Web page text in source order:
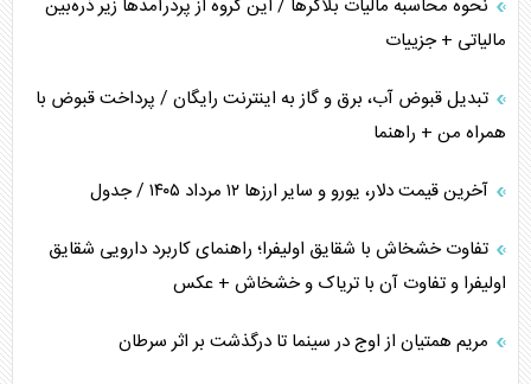
نحوه محاسبه مالیات بلاگر‌ها / این گروه از پردرآمد‌ها زیر ذره‌بین
مالیاتی + جزییات
تبدیل قبوض آب، برق و گاز به اینترنت رایگان / پرداخت قبوض با
همراه من + راهنما
آخرین قیمت دلار، یورو و سایر ارز‌ها ۱۲ مرداد ۱۴۰۵ / جدول
تفاوت خشخاش با شقایق اولیفرا؛ راهنمای کاربرد دارویی شقایق
اولیفرا و تفاوت آن با تریاک و خشخاش + عکس
مریم همتیان از اوج در سینما تا درگذشت بر اثر سرطان